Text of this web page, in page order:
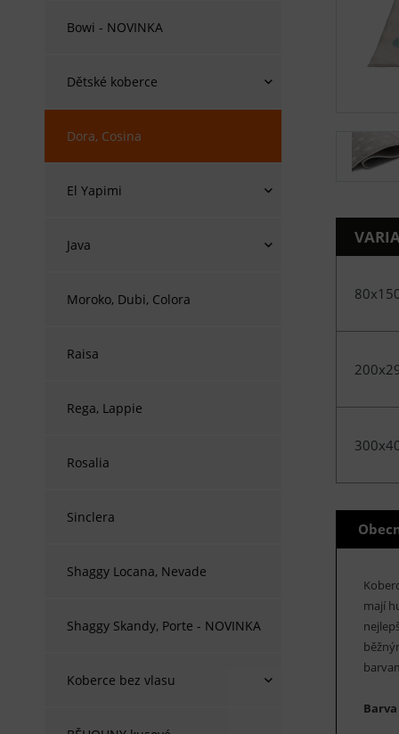
Bowi - NOVINKA
Dětské koberce
Dora, Cosina
El Yapimi
Java
Moroko, Dubi, Colora
Raisa
Rega, Lappie
Rosalia
Sinclera
Shaggy Locana, Nevade
Shaggy Skandy, Porte - NOVINKA
Koberce bez vlasu
mají